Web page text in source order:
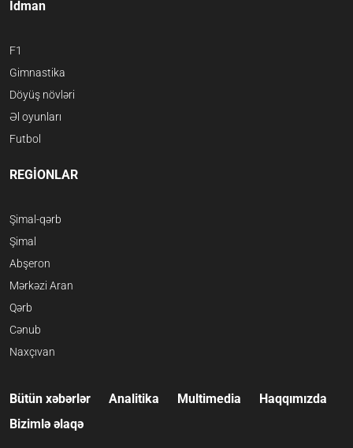
İdman
F1
Gimnastika
Döyüş növləri
Əl oyunları
Futbol
REGİONLAR
Şimal-qərb
Şimal
Abşeron
Mərkəzi Aran
Qərb
Cənub
Naxçıvan
Bütün xəbərlər Analitika Multimedia
Haqqımızda
Bizimlə əlaqə